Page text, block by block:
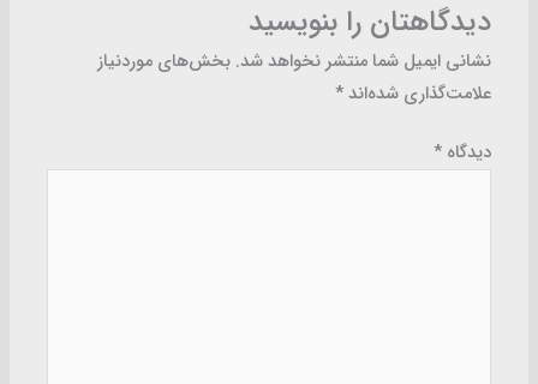
دیدگاهتان را بنویسید
نشانی ایمیل شما منتشر نخواهد شد. بخش‌های موردنیاز
علامت‌گذاری شده‌اند*
دیدگاه*